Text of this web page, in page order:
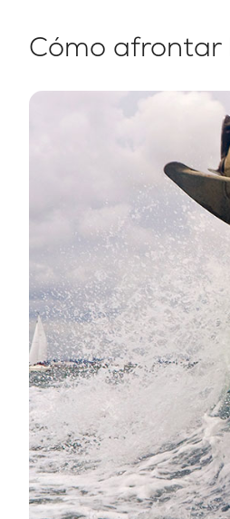
Cómo afrontar